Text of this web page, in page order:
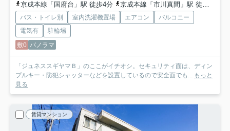
京成本線「国府台」駅 徒歩4分
京成本線「市川真間」駅 徒歩12分
バス・トイレ別 室内洗濯機置場 エアコン
バルコニー
電気有
駐輪場
敷0 パノラマ
「ジュネススギヤマＢ」のここがイチオシ。セキュリティ面は、ディン
プルキー・防犯シャッターなどを設置しているので安全面でも... もっと
見る
賃貸マンション